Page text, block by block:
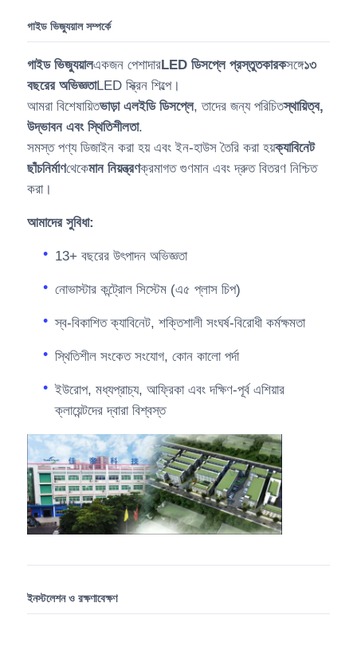
গাইড ভিজ্যুয়াল সম্পর্কে
গাইড ভিজ্যুয়ালএকজন পেশাদারLED ডিসপ্লে প্রস্তুতকারকসঙ্গে১৩
বছরের অভিজ্ঞতাLED স্ক্রিন শিল্পে।
আমরা বিশেষায়িতভাড়া এলইডি ডিসপ্লে, তাদের জন্য পরিচিতস্থায়িত্ব,
উদ্ভাবন এবং স্থিতিশীলতা.
সমস্ত পণ্য ডিজাইন করা হয় এবং ইন-হাউস তৈরি করা হয়ক্যাবিনেট
ছাঁচনির্মাণথেকেমান নিয়ন্ত্রণক্রমাগত গুণমান এবং দ্রুত বিতরণ নিশ্চিত
করা।
আমাদের সুবিধা:
13+ বছরের উৎপাদন অভিজ্ঞতা
নোভাস্টার কন্ট্রোল সিস্টেম (এ৫ প্লাস চিপ)
স্ব-বিকাশিত ক্যাবিনেট, শক্তিশালী সংঘর্ষ-বিরোধী কর্মক্ষমতা
স্থিতিশীল সংকেত সংযোগ, কোন কালো পর্দা
ইউরোপ, মধ্যপ্রাচ্য, আফ্রিকা এবং দক্ষিণ-পূর্ব এশিয়ার
ক্লায়েন্টদের দ্বারা বিশ্বস্ত
ইনস্টলেশন ও রক্ষণাবেক্ষণ